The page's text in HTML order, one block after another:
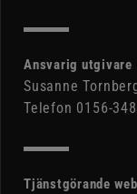
Ansvarig utgivare
Susanne
Telefon 0156-
Tjänstgörande